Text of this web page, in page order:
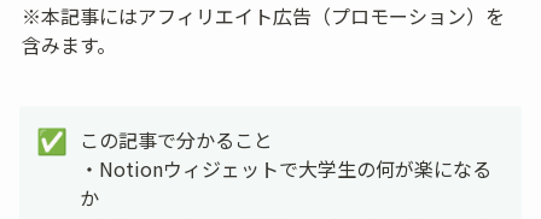
※本記事にはアフィリエイト広告（プロモーション）を
含みます。
✅
この記事で分かること
・Notionウィジェットで大学生の何が楽になる
か